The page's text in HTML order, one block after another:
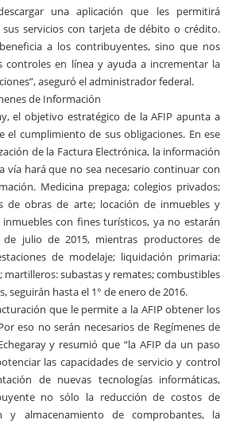
una aplicación que les permitirá
servicios con tarjeta de débito o crédito.
a los contribuyentes, sino que nos
controles en línea y ayuda a incrementar la
aseguró el administrador federal.
de Información
el objetivo estratégico de la AFIP apunta a
el cumplimiento de sus obligaciones. En ese
de la Factura Electrónica, la información
vía hará que no sea necesario continuar con
Medicina prepaga; colegios privados;
de obras de arte; locación de inmuebles y
con fines turísticos, ya no estarán
julio de 2015, mientras productores de
de modelaje; liquidación primaria:
martilleros: subastas y remates; combustibles
seguirán hasta el 1° de enero de 2016.
que le permite a la AFIP obtener los
eso no serán necesarios de Regímenes de
y resumió que “la AFIP da un paso
las capacidades de servicio y control
de nuevas tecnologías informáticas,
no sólo la reducción de costos de
y almacenamiento de comprobantes, la